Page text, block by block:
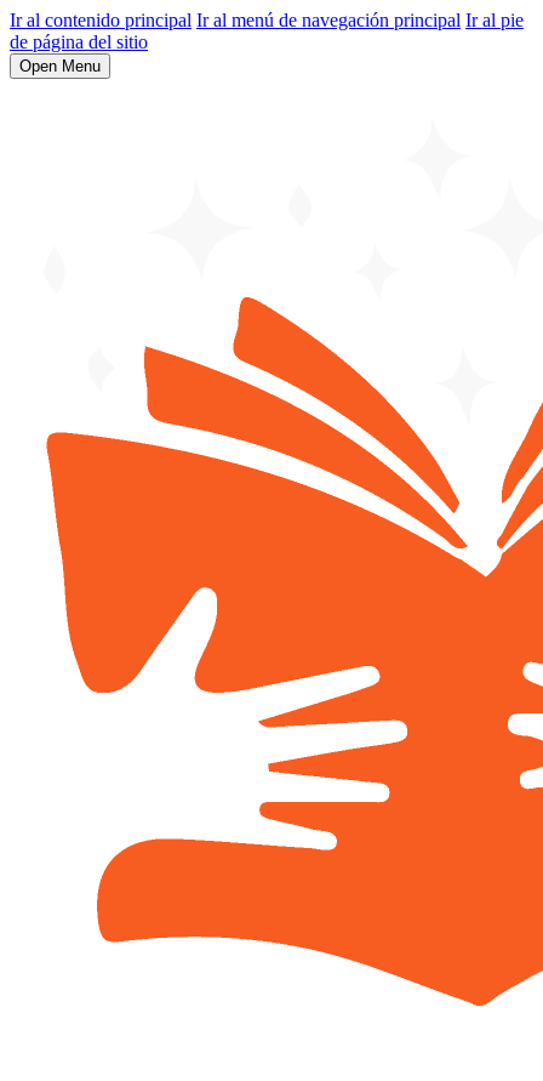
Ir al contenido principal Ir al menú de navegación principal Ir al pie
de página del sitio
Open Menu